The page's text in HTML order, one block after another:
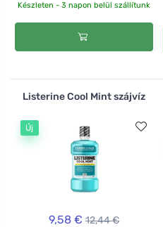
Készleten - 3 napon belül szállítunk
Listerine Cool Mint szájvíz
Új
9,58 € 12,44 €